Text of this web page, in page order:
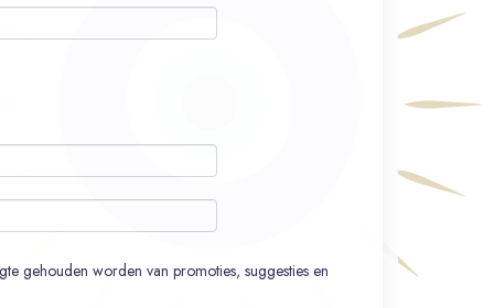
gehouden worden van promoties, suggesties en